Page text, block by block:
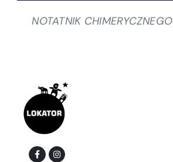
NOTATNIK